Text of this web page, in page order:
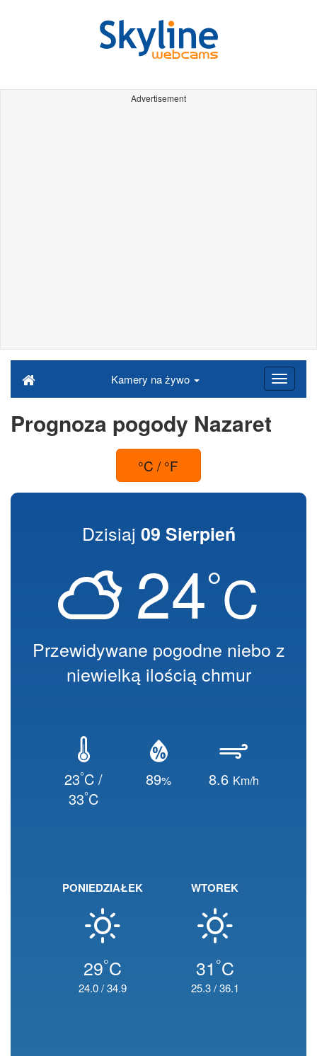
Advertisement
Kamery na żywo
Prognoza pogody Nazaret
°C / °F
Dzisiaj 09 Sierpień
24°C
Przewidywane pogodne niebo z
niewielką ilością chmur
23°C /
33°C
89% 8.6 Km/h
PONIEDZIAŁEK
29°C
24.0/34.9
WTOREK
31 °C
25.3/36.1